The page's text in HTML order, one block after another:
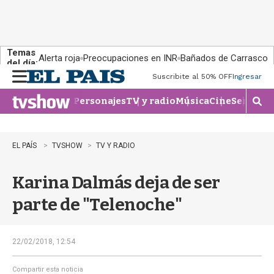
Temas
del día:Alerta roja Preocupaciones en INR Bañados de Carrasco
n
u
Suscribite al 50% OFFIngresar
PersonajesTV y radioMúsicaCineSeries
M
o
e
EL PAÍS TVSHOW TV Y RADIO
Karina Dalmás deja de ser
parte de "Telenoche"
22/02/2018, 12:54
Compartir esta noticia